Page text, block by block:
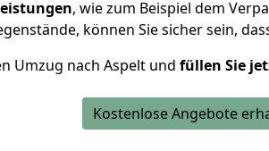
, wie zum Beispiel dem
können Sie sicher sein,
Umzug nach Aspelt und füllen Sie
Kostenlose Angebote